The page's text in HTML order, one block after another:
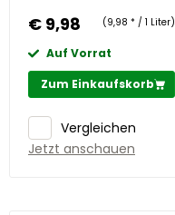
€ 9,98 (9,98 * / 1 Liter)
Auf Vorrat
Zum Einkaufskorb
Vergleichen
Jetzt anschauen